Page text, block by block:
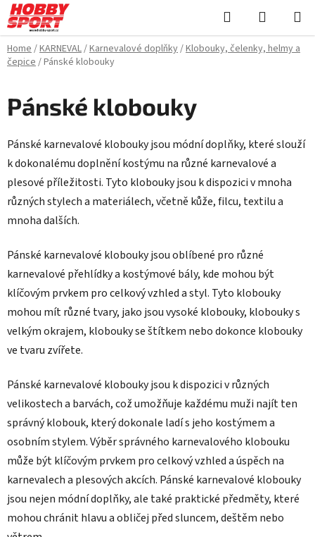
Skip
to
content
Search
CART
Home/KARNEVAL/Karnevalové doplňky/Klobouky, čelenky, helmy a
čepice/Pánské klobouky
Pánské klobouky
Pánské karnevalové klobouky jsou módní doplňky, které slouží
k dokonalému doplnění kostýmu na různé karnevalové a
plesové příležitosti. Tyto klobouky jsou k dispozici v mnoha
různých stylech a materiálech, včetně kůže, filcu, textilu a
mnoha dalších.
Pánské karnevalové klobouky jsou oblíbené pro různé
karnevalové přehlídky a kostýmové bály, kde mohou být
klíčovým prvkem pro celkový vzhled a styl. Tyto klobouky
mohou mít různé tvary, jako jsou vysoké klobouky, klobouky s
velkým okrajem, klobouky se štítkem nebo dokonce klobouky
ve tvaru zvířete.
Pánské karnevalové klobouky jsou k dispozici v různých
velikostech a barvách, což umožňuje každému muži najít ten
správný klobouk, který dokonale ladí s jeho kostýmem a
osobním stylem. Výběr správného karnevalového klobouku
může být klíčovým prvkem pro celkový vzhled a úspěch na
karnevalech a plesových akcích. Pánské karnevalové klobouky
jsou nejen módní doplňky, ale také praktické předměty, které
mohou chránit hlavu a obličej před sluncem, deštěm nebo